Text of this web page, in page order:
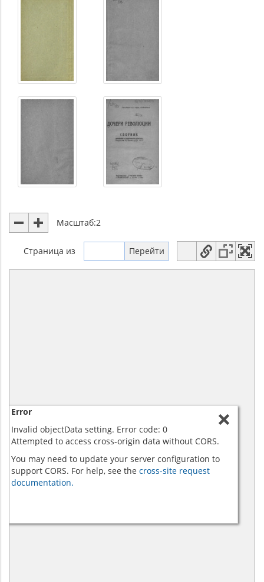
Масштаб:2
Страница из
Error
Invalid objectData setting. Error code: 0
Attempted to access cross-origin data without CORS.
You may need to update your server configuration to
support CORS. For help, see the cross-site request
documentation.